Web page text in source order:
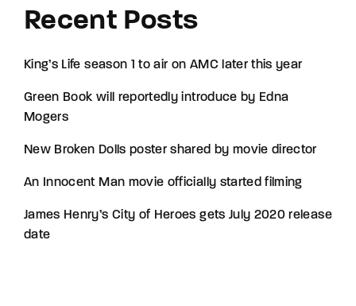
Recent Posts
King’s Life season 1 to air on AMC later this year
Green Book will reportedly introduce by Edna
Mogers
New Broken Dolls poster shared by movie director
An Innocent Man movie officially started filming
James Henry’s City of Heroes gets July 2020 release
date